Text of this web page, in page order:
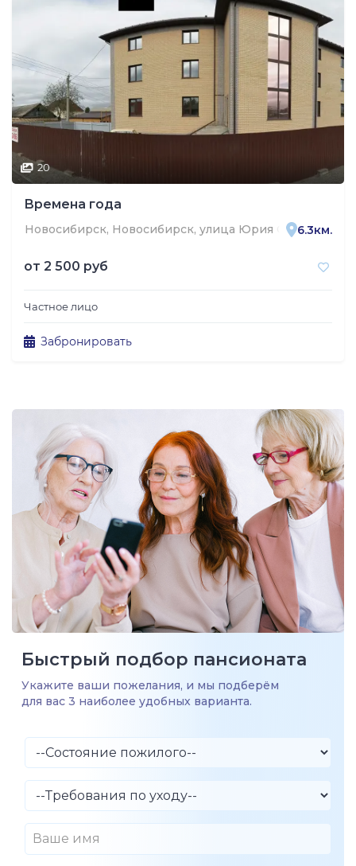
20
Времена года
Новосибирск, Новосибирск, улица Юрия Смирнова,
6.3км.
от 2 500 руб
Частное лицо
Забронировать
Быстрый подбор пансионата
Укажите ваши пожелания, и мы подберём
для вас 3 наиболее удобных варианта.